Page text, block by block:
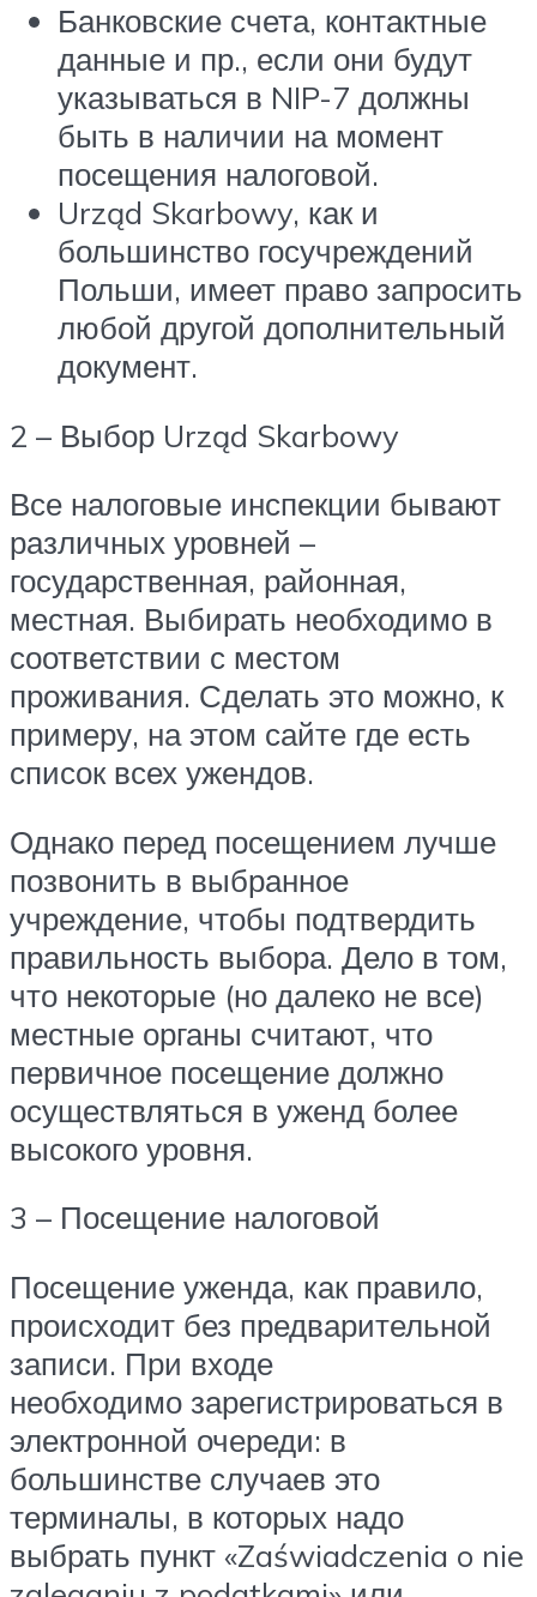
Банковские счета, контактные
данные и пр., если они будут
указываться в NIP-7 должны
быть в наличии на момент
посещения налоговой.
Urząd Skarbowy, как и
большинство госучреждений
Польши, имеет право запросить
любой другой дополнительный
документ.
2 – Выбор Urząd Skarbowy
Все налоговые инспекции бывают
различных уровней –
государственная, районная,
местная. Выбирать необходимо в
соответствии с местом
проживания. Сделать это можно, к
примеру, на этом сайте где есть
список всех ужендов.
Однако перед посещением лучше
позвонить в выбранное
учреждение, чтобы подтвердить
правильность выбора. Дело в том,
что некоторые (но далеко не все)
местные органы считают, что
первичное посещение должно
осуществляться в уженд более
высокого уровня.
3 – Посещение налоговой
Посещение уженда, как правило,
происходит без предварительной
записи. При входе
необходимо зарегистрироваться в
электронной очереди: в
большинстве случаев это
терминалы, в которых надо
выбрать пункт «Zaświadczenia o nie